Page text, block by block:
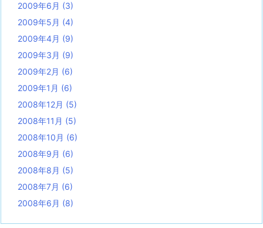
2009年6月 (3)
2009年5月 (4)
2009年4月 (9)
2009年3月 (9)
2009年2月 (6)
2009年1月 (6)
2008年12月 (5)
2008年11月 (5)
2008年10月 (6)
2008年9月 (6)
2008年8月 (5)
2008年7月 (6)
2008年6月 (8)